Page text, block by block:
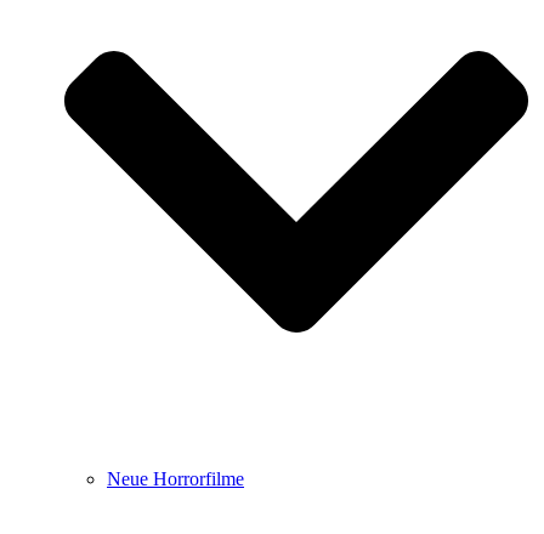
Neue Horrorfilme